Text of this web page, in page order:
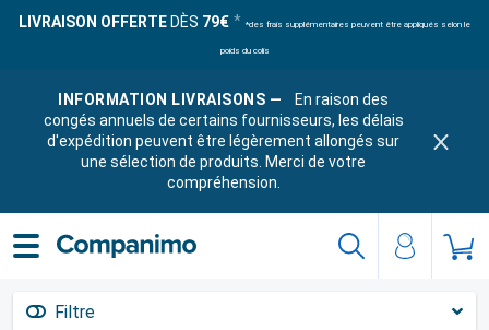
LIVRAISON OFFERTE DÈS 79€ *des frais supplémentaires peuvent être appliqués selon le
poids du colis
INFORMATION LIVRAISONS —
En raison des
congés annuels de certains fournisseurs, les délais
d'expédition peuvent être légèrement allongés sur
une sélection de produits. Merci de votre
compréhension.
Filtre